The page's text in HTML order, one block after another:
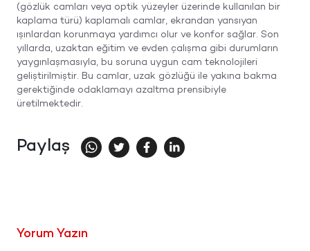
(gözlük camları veya optik yüzeyler üzerinde kullanılan bir
kaplama türü) kaplamalı camlar, ekrandan yansıyan
ışınlardan korunmaya yardımcı olur ve konfor sağlar. Son
yıllarda, uzaktan eğitim ve evden çalışma gibi durumların
yaygınlaşmasıyla, bu soruna uygun cam teknolojileri
geliştirilmiştir. Bu camlar, uzak gözlüğü ile yakına bakma
gerektiğinde odaklamayı azaltma prensibiyle
üretilmektedir.
Paylaş
Yorum Yazın